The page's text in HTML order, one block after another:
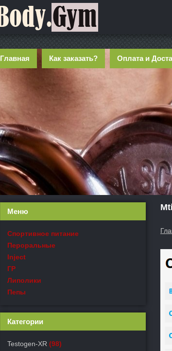
Главная Как заказать? Оплата и
Меню
Спортивное питание
Пероральные
Inject
ГР
Липолики
Пепы
Категории
Testogen-XR (98)